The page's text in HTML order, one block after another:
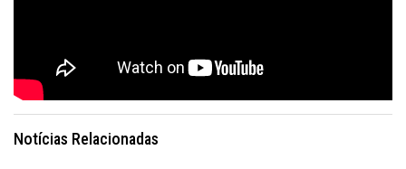
Notícias Relacionadas